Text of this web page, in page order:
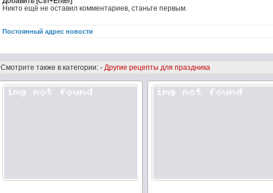
Никто ещё не оставил комментариев, станьте первым.
Постоянный адрес новости
Смотрите также в категории: -Другие рецепты для праздника